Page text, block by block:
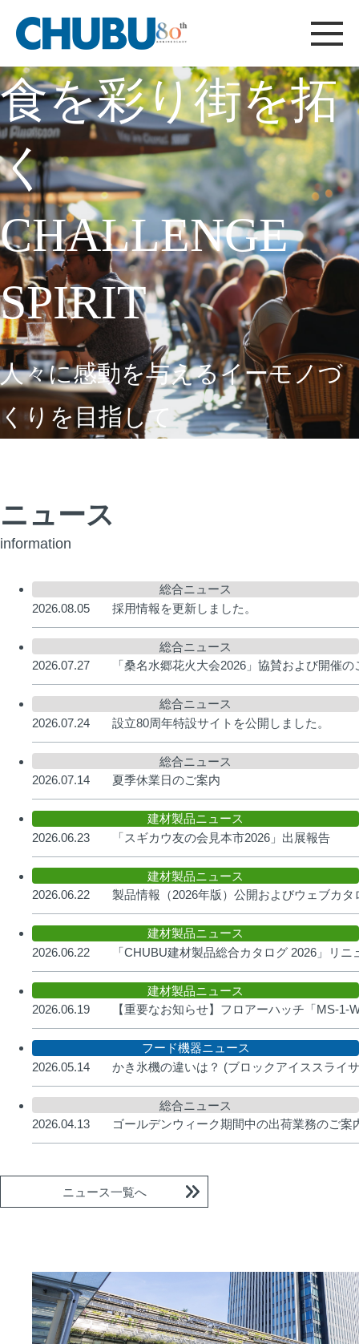
食を彩り街を拓
く
CHALLENGE
SPIRIT
人々に感動を与えるイーモノづ
くりを目指して
ニュース
information
2026.08.05
総合ニュース
採用情報を更新しました。
2026.07.27
総合ニュース
「桑名水郷花火大会2026」協賛および開催の
2026.07.24
総合ニュース
設立80周年特設サイトを公開しました。
2026.07.14
総合ニュース
夏季休業日のご案内
2026.06.23
建材製品ニュース
「スギカウ友の会見本市2026」出展報告
2026.06.22
建材製品ニュース
製品情報（2026年版）公開およびウェブカ
2026.06.22
建材製品ニュース
「CHUBU建材製品総合カタログ 2026」リ
2026.06.19
建材製品ニュース
【重要なお知らせ】フロアーハッチ「MS-
2026.05.14
フード機器ニュース
かき氷機の違いは？ (ブロックアイススライ
2026.04.13
総合ニュース
ゴールデンウィーク期間中の出荷業務のご案
ニュース一覧へ